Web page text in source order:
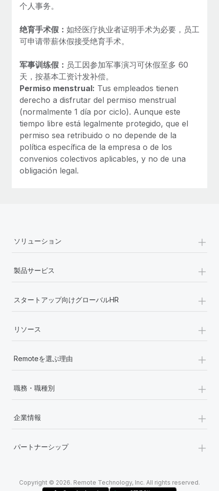
个人事务。
绝育手术假： 如经医疗执业者证明手术为必要，员工
可申请带薪休假接受绝育手术。
军事训练假： 员工因参加军事演习可休假至多 60
天，按基本工资计发补偿。
Permiso menstrual: Tus empleados tienen
derecho a disfrutar del permiso menstrual
(normalmente 1 día por ciclo). Aunque este
tiempo libre está legalmente protegido, que el
permiso sea retribuido o no depende de la
política específica de la empresa o de los
convenios colectivos aplicables, y no de una
obligación legal.
ソリューション +
製品サービス +
スタートアップ向けグローバルHR +
リソース +
Remoteを選ぶ理由 +
職務・職種別 +
企業情報 +
パートナーシップ +
Copyright © 2026. Remote Technology, Inc. All rights reserved.